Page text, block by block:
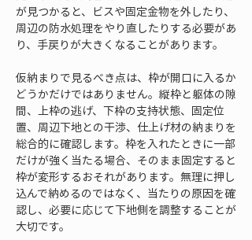
が見つかると、ビスや固定金物を外したり、
周辺の防水処理をやり直したりする必要があ
り、手戻りが大きくなることがあります。
仮納まりで見るべき点は、枠が開口に入るか
どうかだけではありません。縦枠と躯体の隙
間、上枠の逃げ、下枠の支持状態、固定位
置、周辺下地との干渉、仕上げ材の納まりを
総合的に確認します。枠を入れたときに一部
だけが強く当たる場合、そのまま固定すると
枠が変形するおそれがあります。無理に押し
込んで納めるのではなく、当たりの原因を確
認し、必要に応じて下地側を調整することが
大切です。